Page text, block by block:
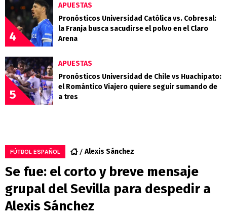
4
APUESTAS
Pronósticos Universidad Católica vs. Cobresal:
la Franja busca sacudirse el polvo en el Claro
Arena
5
APUESTAS
Pronósticos Universidad de Chile vs Huachipato:
el Romántico Viajero quiere seguir sumando de
a tres
FÚTBOL ESPAÑOL Alexis Sánchez
Se fue: el corto y breve mensaje
grupal del Sevilla para despedir a
Alexis Sánchez